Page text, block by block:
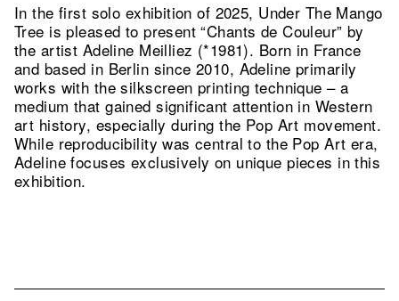
In the first solo exhibition of 2025, Under The Mango
Tree is pleased to present “Chants de Couleur” by
the artist Adeline Meilliez (*1981). Born in France
and based in Berlin since 2010, Adeline primarily
works with the silkscreen printing technique – a
medium that gained significant attention in Western
art history, especially during the Pop Art movement.
While reproducibility was central to the Pop Art era,
Adeline focuses exclusively on unique pieces in this
exhibition.